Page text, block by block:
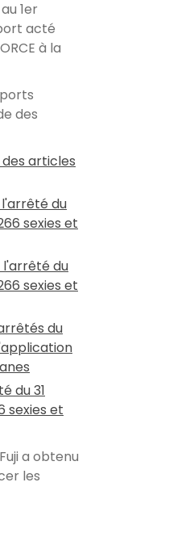
1er
acté
à la
des
articles
l'arrêté du
sexies et
l'arrêté du
sexies et
du
du 31
sexies et
a obtenu
les